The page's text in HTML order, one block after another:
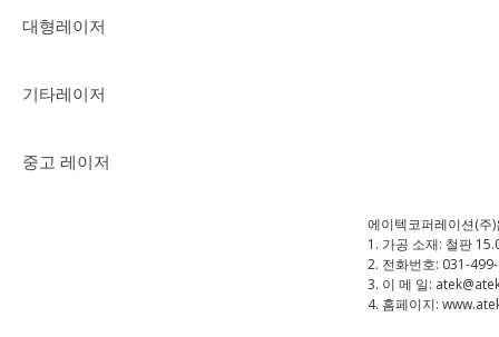
대형레이저
기타레이저
중고 레이저
에이텍코퍼레이션(주
1. 가공 소재: 철판
2. 전화번호: 031-
3. 이 메 일:
4. 홈페이지: